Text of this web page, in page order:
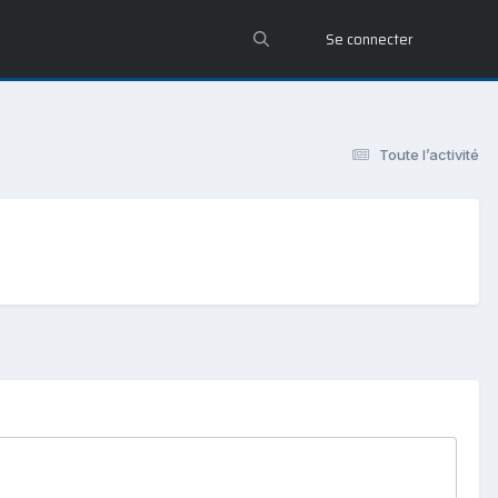
Se connecter
Toute l’activité